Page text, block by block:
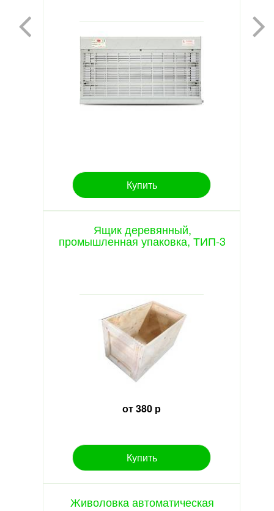
Купить
Ящик деревянный,
промышленная упаковка, ТИП-3
от 380 р
Купить
Живоловка автоматическая